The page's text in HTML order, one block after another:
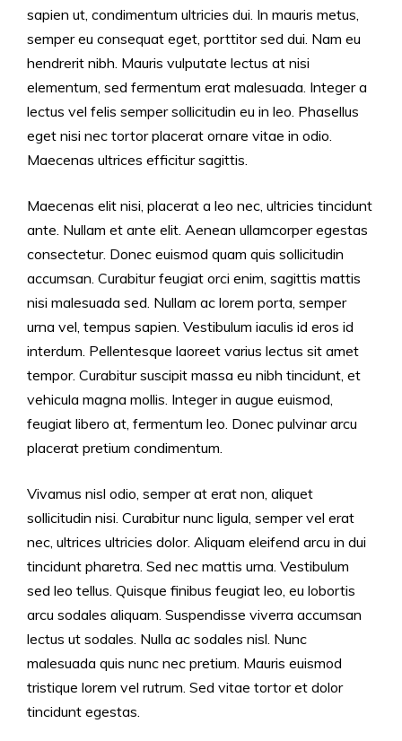
sapien ut, condimentum ultricies dui. In mauris metus,
semper eu consequat eget, porttitor sed dui. Nam eu
hendrerit nibh. Mauris vulputate lectus at nisi
elementum, sed fermentum erat malesuada. Integer a
lectus vel felis semper sollicitudin eu in leo. Phasellus
eget nisi nec tortor placerat ornare vitae in odio.
Maecenas ultrices efficitur sagittis.
Maecenas elit nisi, placerat a leo nec, ultricies tincidunt
ante. Nullam et ante elit. Aenean ullamcorper egestas
consectetur. Donec euismod quam quis sollicitudin
accumsan. Curabitur feugiat orci enim, sagittis mattis
nisi malesuada sed. Nullam ac lorem porta, semper
urna vel, tempus sapien. Vestibulum iaculis id eros id
interdum. Pellentesque laoreet varius lectus sit amet
tempor. Curabitur suscipit massa eu nibh tincidunt, et
vehicula magna mollis. Integer in augue euismod,
feugiat libero at, fermentum leo. Donec pulvinar arcu
placerat pretium condimentum.
Vivamus nisl odio, semper at erat non, aliquet
sollicitudin nisi. Curabitur nunc ligula, semper vel erat
nec, ultrices ultricies dolor. Aliquam eleifend arcu in dui
tincidunt pharetra. Sed nec mattis urna. Vestibulum
sed leo tellus. Quisque finibus feugiat leo, eu lobortis
arcu sodales aliquam. Suspendisse viverra accumsan
lectus ut sodales. Nulla ac sodales nisl. Nunc
malesuada quis nunc nec pretium. Mauris euismod
tristique lorem vel rutrum. Sed vitae tortor et dolor
tincidunt egestas.